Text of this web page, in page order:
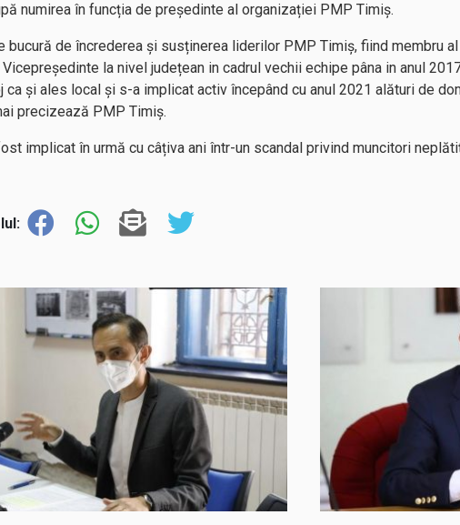
numirea în funcția de președinte al organizației PMP Timiș.
bucură de încrederea și susținerea liderilor PMP Timiș, fiind membru
la nivel județean in cadrul vechii echipe pâna in anul
ca și ales local și s-a implicat activ începând cu anul 2021 alături de
precizează PMP Timiș.
implicat în urmă cu câțiva ani într-un scandal privind muncitori